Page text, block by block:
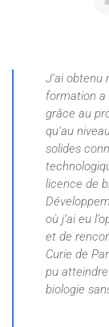
J’ai obtenu
formation a
grâce au
qu’au
solides
licence de
où j’ai eu
et de
Curie de
pu
biologie